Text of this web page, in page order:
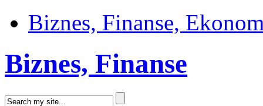
Biznes, Finanse,
Biznes, Finanse